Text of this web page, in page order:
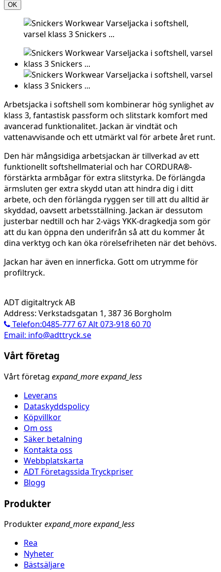
OK
Arbetsjacka i softshell som kombinerar hög synlighet av
klass 3, fantastisk passform och slitstark komfort med
avancerad funktionalitet. Jackan är vindtät och
vattenavvisande och ett utmärkt val för arbete året runt.
Den här mångsidiga arbetsjackan är tillverkad av ett
funktionellt softshellmaterial och har CORDURA®-
förstärkta armbågar för extra slitstyrka. De förlängda
ärmsluten ger extra skydd utan att hindra dig i ditt
arbete, och den förlängda ryggen ser till att du alltid är
skyddad, oavsett arbetsställning. Jackan är dessutom
justerbar nedtill och har 2-vägs YKK-dragkedja som gör
att du kan öppna den underifrån så att du kommer åt
dina verktyg och kan öka rörelsefriheten när det behövs.
Jackan har även en innerficka. Gott om utrymme för
profiltryck.
ADT digitaltryck AB
Address: Verkstadsgatan 1, 387 36 Borgholm
Telefon:0485-777 67 Alt 073-918 60 70
Email: info@adttryck.se
Vårt företag
Vårt företag expand_moreexpand_less
Leverans
Dataskyddspolicy
Köpvillkor
Om oss
Säker betalning
Kontakta oss
Webbplatskarta
ADT Företagssida Tryckpriser
Blogg
Produkter
Produkterexpand_moreexpand_less
Rea
Nyheter
Bästsäljare